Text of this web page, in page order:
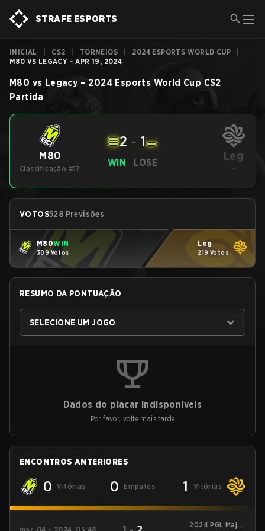
STRAFE ESPORTS
INICIAL CS2 TORNEIOS 2024 ESPORTS WORLD CUP
M80 VS LEGACY - APR 19, 2024
M80 vs Legacy – 2024 Esports World Cup CS2
Partida
M80
Classificação #17
WIN
2 - 1
LOSE Leg
-
VOTOS528 Previsões
M80WIN
309 Votos
Leg
219 Votos
RESUMO DA PONTUAÇÃO
SELECIONE UM JOGO
Dados do placar indisponíveis
Por favor, volte mais tarde
ENCONTROS ANTERIORES
0 Vitórias 0 Empates 1 Vitórias
2024 PGL Major